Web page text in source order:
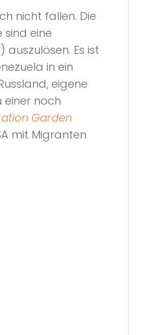
nicht fallen. Die
eine
Es ist
in ein
eigene
einer noch
Garden
mit Migranten